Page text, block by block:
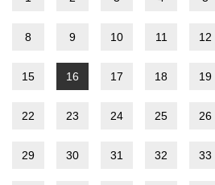
8 9 10 11 12
15 16 17 18 19
22 23 24 25 26
29 30 31 32 33